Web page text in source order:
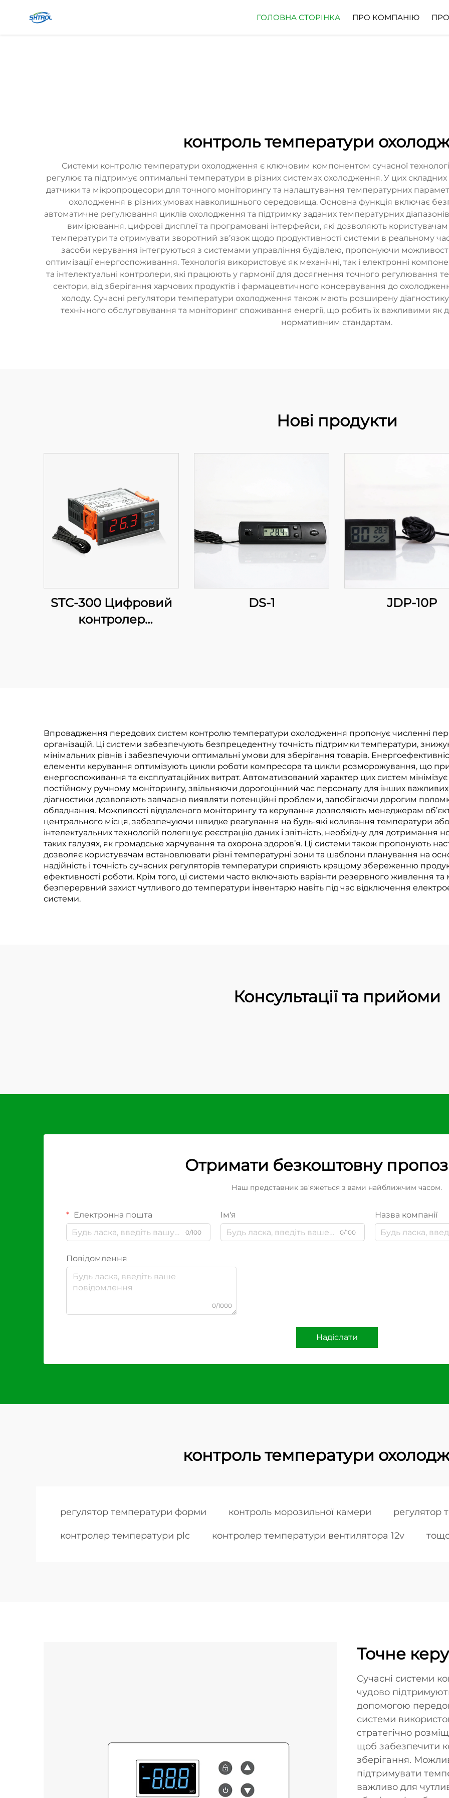
ГОЛОВНА СТОРІНКА ПРО КОМПАНІЮ
контроль температури
Системи контролю температури охолодження є ключовим компонентом сучасної
регулює та підтримує оптимальні температури в різних системах охолодження. У цих
датчики та мікропроцесори для точного моніторингу та налаштування температурних
охолодження в різних умовах навколишнього середовища. Основна функція включає
автоматичне регулювання циклів охолодження та підтримку заданих температурних
вимірювання, цифрові дисплеї та програмовані інтерфейси, які дозволяють
температури та отримувати зворотний зв’язок щодо продуктивності системи в реальному
засоби керування інтегруються з системами управління будівлею, пропонуючи
оптимізації енергоспоживання. Технологія використовує як механічні, так і електронні
та інтелектуальні контролери, які працюють у гармонії для досягнення точного регулювання
сектори, від зберігання харчових продуктів і фармацевтичного консервування до
холоду. Сучасні регулятори температури охолодження також мають розширену
технічного обслуговування та моніторинг споживання енергії, що робить їх важливими як
нормативним стандартам.
Нові продукти
STC-300 Цифровий
контролер
DS-1 JDP-10P
Впровадження передових систем контролю температури охолодження пропонує численні
організацій. Ці системи забезпечують безпрецедентну точність підтримки температури,
мінімальних рівнів і забезпечуючи оптимальні умови для зберігання товарів.
елементи керування оптимізують цикли роботи компресора та цикли розморожування, що
енергоспоживання та експлуатаційних витрат. Автоматизований характер цих систем
постійному ручному моніторингу, звільняючи дорогоцінний час персоналу для інших
діагностики дозволяють завчасно виявляти потенційні проблеми, запобігаючи дорогим
обладнання. Можливості віддаленого моніторингу та керування дозволяють менеджерам
центрального місця, забезпечуючи швидке реагування на будь-які коливання температури або
інтелектуальних технологій полегшує реєстрацію даних і звітність, необхідну для дотримання
таких галузях, як громадське харчування та охорона здоров’я. Ці системи також пропонують
дозволяє користувачам встановлювати різні температурні зони та шаблони планування на
надійність і точність сучасних регуляторів температури сприяють кращому збереженню
ефективності роботи. Крім того, ці системи часто включають варіанти резервного живлення та
безперервний захист чутливого до температури інвентарю навіть під час відключення
системи.
Консультації та прийоми
Отримати безкоштовну
Наш представник зв'яжеться з вами найближчим часом.
Електронна пошта
0/100
Ім'я
0/100
Назва компанії
Повідомлення
0/1000
Надіслати
контроль температури
регулятор температури форми контроль морозильної камери регулятор
контролер температури plc контролер температури вентилятора 12v
Точне
Сучасні системи
чудово
допомогою
системи
стратегічно
щоб забезпечити
зберігання.
підтримувати
важливо для